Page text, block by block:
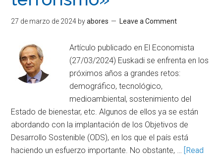
27 de marzo de 2024 byabores Leave a Comment
Artículo publicado en El Economista
(27/03/2024) Euskadi se enfrenta en los
próximos años a grandes retos:
demográfico, tecnológico,
medioambiental, sostenimiento del
Estado de bienestar, etc. Algunos de ellos ya se están
abordando con la implantación de los Objetivos de
Desarrollo Sostenible (ODS), en los que el país está
haciendo un esfuerzo importante. No obstante, … [Read